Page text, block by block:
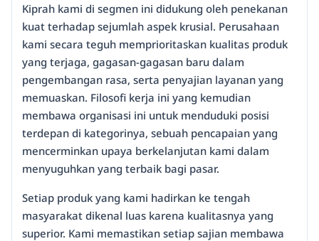
Kiprah kami di segmen ini didukung oleh penekanan
kuat terhadap sejumlah aspek krusial. Perusahaan
kami secara teguh memprioritaskan kualitas produk
yang terjaga, gagasan-gagasan baru dalam
pengembangan rasa, serta penyajian layanan yang
memuaskan. Filosofi kerja ini yang kemudian
membawa organisasi ini untuk menduduki posisi
terdepan di kategorinya, sebuah pencapaian yang
mencerminkan upaya berkelanjutan kami dalam
menyuguhkan yang terbaik bagi pasar.
Setiap produk yang kami hadirkan ke tengah
masyarakat dikenal luas karena kualitasnya yang
superior. Kami memastikan setiap sajian membawa